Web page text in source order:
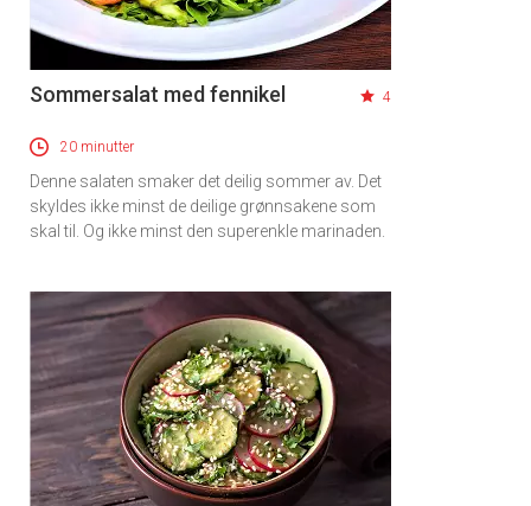
Sommersalat med fennikel 4
20 minutter
Denne salaten smaker det deilig sommer av. Det
skyldes ikke minst de deilige grønnsakene som
skal til. Og ikke minst den superenkle marinaden.